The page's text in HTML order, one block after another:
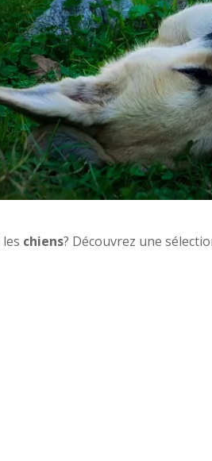
les chiens? Découvrez une